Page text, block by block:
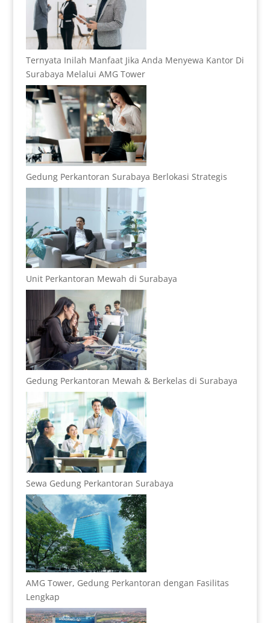
Ternyata Inilah Manfaat Jika Anda Menyewa Kantor Di
Surabaya Melalui AMG Tower
Gedung Perkantoran Surabaya Berlokasi Strategis
Unit Perkantoran Mewah di Surabaya
Gedung Perkantoran Mewah & Berkelas di Surabaya
Sewa Gedung Perkantoran Surabaya
AMG Tower, Gedung Perkantoran dengan Fasilitas
Lengkap